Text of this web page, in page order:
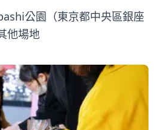
公園（東京都中央區銀座
他場地